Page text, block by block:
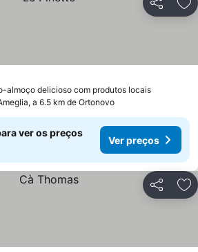
Partilhar
almoço delicioso com produtos locais
a 6.5 km de Ortonovo
ver os preços
Ver preços
Partilhar